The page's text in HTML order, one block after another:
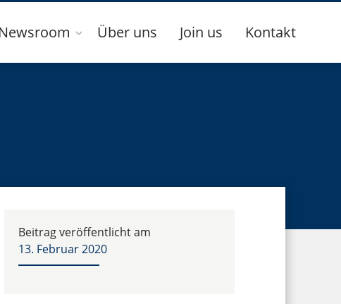
Newsroom Über uns Join us Kontakt
Beitrag veröffentlicht am
13. Februar 2020